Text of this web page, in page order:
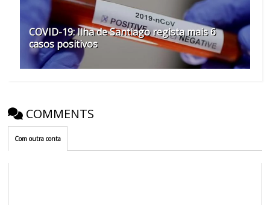
COVID-19: Ilha de Santiago regista mais 6
casos positivos
COMMENTS
Com outra conta